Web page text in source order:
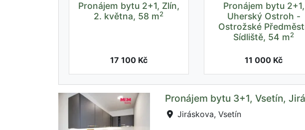
Pronájem bytu 2+1, Zlín,
2. května, 58 m2
17 100 Kč
Pronájem bytu 2+1,
Uherský Ostroh -
Ostrožské
Sídliště, 54 m2
11 000 Kč
Pronájem bytu 3+1, Vsetín,
Jiráskova, Vsetín